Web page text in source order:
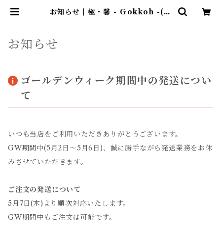
お知らせ | 極・馨 - Gokkoh -(ご
お知らせ
ゴールデンウィーク期間中の発送につい
て
いつも当店をご利用いただきありがとうございます。
GW期間中(5月2日～5月6日)、誠に勝手ながら発送業務をお休
みさせていただきます。
ご注文の発送について
5月7日(木)より順次対応いたします。
GW期間中もご注文は可能です。